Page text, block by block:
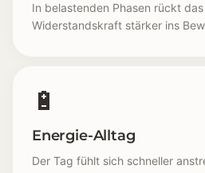
In belastenden Phasen rückt
Widerstandskraft stärker ins
🔋
Energie-Alltag
Der Tag fühlt sich schneller